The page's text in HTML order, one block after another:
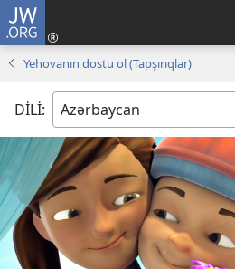
JW.ORG
Yehovanın dostu ol (Tapşırıqlar)
DİLİ: